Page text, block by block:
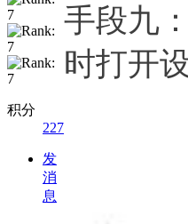
积分
227
发
消
息
手段九
时打开